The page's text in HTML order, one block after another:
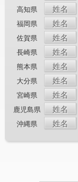
高知県 姓名
福岡県 姓名
佐賀県 姓名
長崎県 姓名
熊本県 姓名
大分県 姓名
宮崎県 姓名
鹿児島県 姓名
沖縄県 姓名